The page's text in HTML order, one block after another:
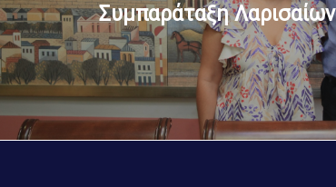
Συμπαράταξη Λαρισαίων